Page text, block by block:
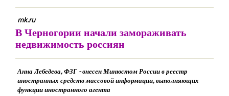
mk.ru
В Черногории начали замораживать
недвижимость россиян
Анна Лебедева, ФЗГ - внесен Минюстом России в реестр
иностранных средств массовой информации, выполняющих
функции иностранного агента